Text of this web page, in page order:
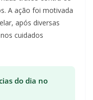
A ação foi motivada
após diversas
cuidados
do dia no